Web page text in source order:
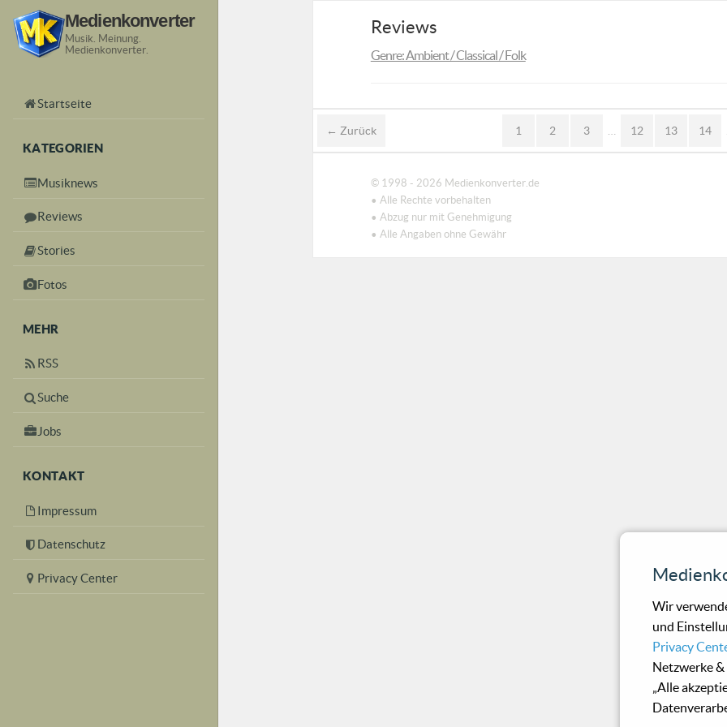
Medienkonverter
Musik. Meinung.
Medienkonverter.
Startseite
KATEGORIEN
Musiknews
Reviews
Stories
Fotos
MEHR
RSS
Suche
Jobs
KONTAKT
Impressum
Datenschutz
Privacy Center
Reviews
Genre: Ambient / Classical / Folk
← Zurück 1 2 3 … 12 13 14
© 1998 - 2026 Medienkonverter.de
• Alle Rechte vorbehalten
• Abzug nur mit Genehmigung
• Alle Angaben ohne Gewähr
Wir
und
Privacy
Netzwerke
„Alle